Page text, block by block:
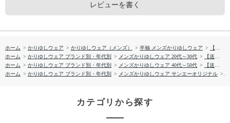
レビューを書く
ホーム > かりゆしウェア > かりゆしウェア（メンズ） > 半袖 メンズかりゆしウェア >
【送料無料】バナナシルエット柄 イフミック かりゆしウェアP1025-24
ホーム > かりゆしウェア ブランド別・年代別 > メンズかりゆしウェア 20代～30代 >
【送料無料】バナナシルエット柄 イフミック かりゆしウェアP1025-24
ホーム > かりゆしウェア ブランド別・年代別 > メンズかりゆしウェア 40代～50代 >
【送料無料】バナナシルエット柄 イフミック かりゆしウェアP1025-24
ホーム > かりゆしウェア ブランド別・年代別 > メンズかりゆしウェア サンエーオリジナル
カテゴリから探す